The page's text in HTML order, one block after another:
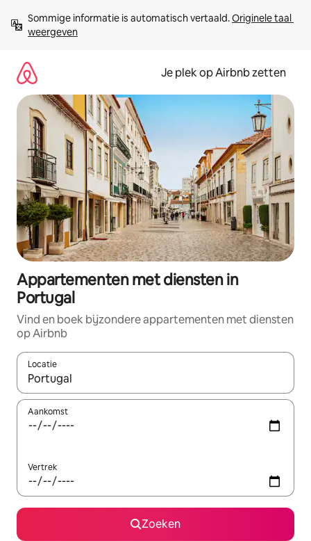
direct
naar
Sommige informatie is automatisch vertaald. Originele taal
weergeven
Je plek op Airbnb zetten
Appartementen met diensten in
Portugal
Vind en boek bijzondere appartementen met diensten
op Airbnb
Locatie
Wanneer er resultaten beschikbaar zijn, maak je een keuze
Aankomst
Vertrek
Zoeken